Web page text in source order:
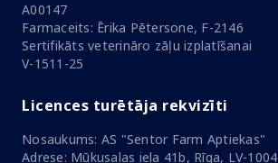
A00147
Farmaceits: Ērika Pētersone, F-2146
Sertifikāts veterināro zāļu izplatīšanai
V-1511-25
Licences turētāja rekvizīti
Nosaukums: AS "Sentor Farm Aptiekas"
Adrese: Mūkusalas iela 41b, Rīga, LV-1004